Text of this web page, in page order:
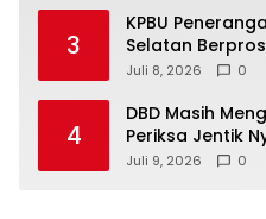
3
KPBU
Selatan
Susun FS
Juli 8, 2026 0
4
DBD Masih
Periksa Jentik
Juli 9, 2026 0